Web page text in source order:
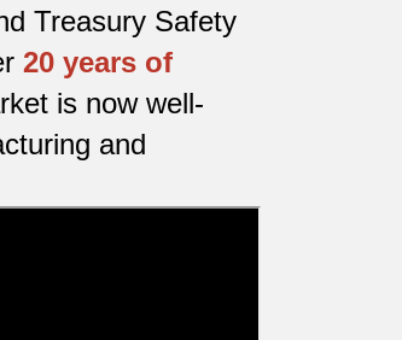
Treasury Safety
20 years of
is now well-
and